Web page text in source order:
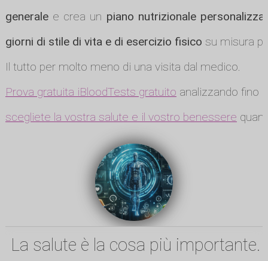
generalee crea un piano nutrizionale
giorni di stile di vita e di esercizio fisico su misura
Il tutto per molto meno di una visita dal medico.
Prova gratuita iBloodTests gratuito analizzando fino
scegliete la vostra salute e il vostro benessere
La salute è la cosa più importante.